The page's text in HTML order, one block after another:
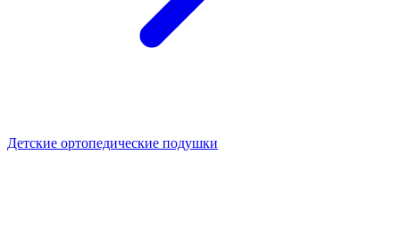
Детские ортопедические подушки